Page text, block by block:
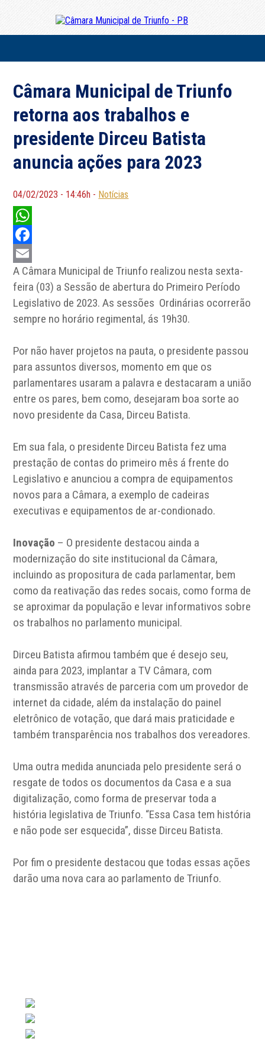
Câmara Municipal de Triunfo
retorna aos trabalhos e
presidente Dirceu Batista
anuncia ações para 2023
04/02/2023 - 14:46h - Notícias
WhatsApp
Facebook
Email
A Câmara Municipal de Triunfo realizou nesta sexta-
feira (03) a Sessão de abertura do Primeiro Período
Legislativo de 2023. As sessões Ordinárias ocorrerão
sempre no horário regimental, ás 19h30.
Por não haver projetos na pauta, o presidente passou
para assuntos diversos, momento em que os
parlamentares usaram a palavra e destacaram a união
entre os pares, bem como, desejaram boa sorte ao
novo presidente da Casa, Dirceu Batista.
Em sua fala, o presidente Dirceu Batista fez uma
prestação de contas do primeiro mês á frente do
Legislativo e anunciou a compra de equipamentos
novos para a Câmara, a exemplo de cadeiras
executivas e equipamentos de ar-condionado.
Inovação – O presidente destacou ainda a
modernização do site institucional da Câmara,
incluindo as propositura de cada parlamentar, bem
como da reativação das redes socais, como forma de
se aproximar da população e levar informativos sobre
os trabalhos no parlamento municipal.
Dirceu Batista afirmou também que é desejo seu,
ainda para 2023, implantar a TV Câmara, com
transmissão através de parceria com um provedor de
internet da cidade, além da instalação do painel
eletrônico de votação, que dará mais praticidade e
também transparência nos trabalhos dos vereadores.
Uma outra medida anunciada pelo presidente será o
resgate de todos os documentos da Casa e a sua
digitalização, como forma de preservar toda a
história legislativa de Triunfo. “Essa Casa tem história
e não pode ser esquecida”, disse Dirceu Batista.
Por fim o presidente destacou que todas essas ações
darão uma nova cara ao parlamento de Triunfo.